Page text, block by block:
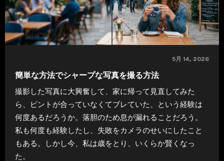
5月 14, 2026
簡単な方法でシャープな写真を撮る方法
撮影した写真に大興奮して、家に帰って見直してみた
ら、ピントが合っていなくてブレていた、という経験は
何度あるだろうか。落胆のため息が漏れることだろう。
私も何度も経験したし、失敗をカメラのせいにしたこと
もある。しかし今、私は歳をとり、いくらか賢くなっ
た。